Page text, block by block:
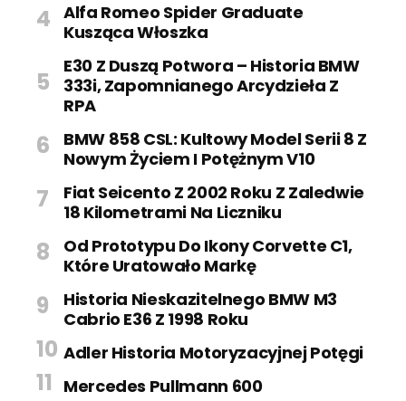
Alfa Romeo Spider Graduate
Kusząca Włoszka
E30 Z Duszą Potwora – Historia BMW
333i, Zapomnianego Arcydzieła Z
RPA
BMW 858 CSL: Kultowy Model Serii 8 Z
Nowym Życiem I Potężnym V10
Fiat Seicento Z 2002 Roku Z Zaledwie
18 Kilometrami Na Liczniku
Od Prototypu Do Ikony Corvette C1,
Które Uratowało Markę
Historia Nieskazitelnego BMW M3
Cabrio E36 Z 1998 Roku
Adler Historia Motoryzacyjnej Potęgi
Mercedes Pullmann 600